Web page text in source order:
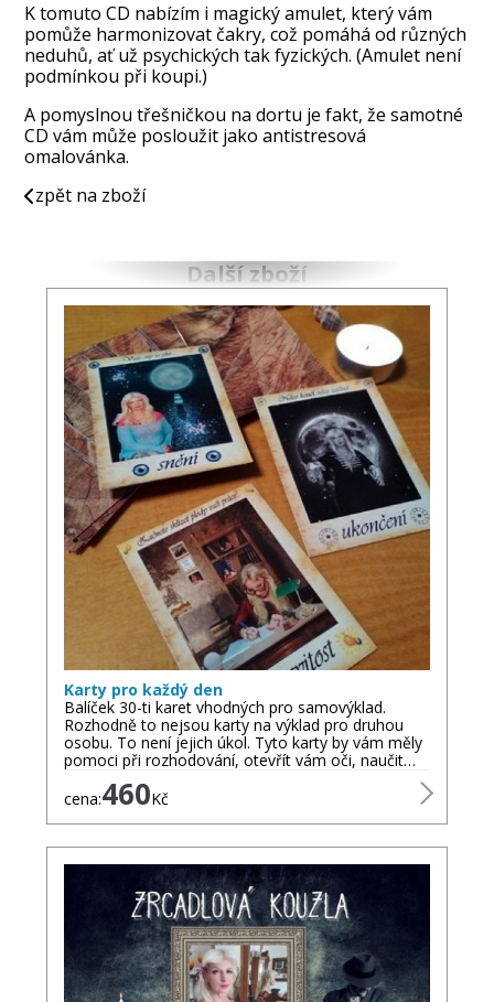
K tomuto CD nabízím i magický amulet, který vám
pomůže harmonizovat čakry, což pomáhá od různých
neduhů, ať už psychických tak fyzických. (Amulet není
podmínkou při koupi.)
A pomyslnou třešničkou na dortu je fakt, že samotné
CD vám může posloužit jako antistresová
omalovánka.
zpět na zboží
Další zboží
Karty pro každý den
Balíček 30-ti karet vhodných pro samovýklad.
Rozhodně to nejsou karty na výklad pro druhou
osobu. To není jejich úkol. Tyto karty by vám měly
pomoci při rozhodování, otevřít vám oči, naučit…
cena:460Kč